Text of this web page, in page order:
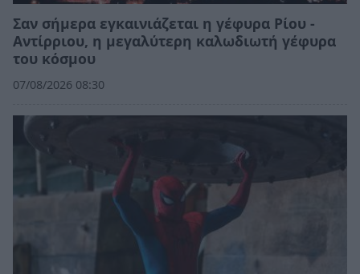
Σαν σήμερα εγκαινιάζεται η γέφυρα Ρίου -
Αντίρριου, η μεγαλύτερη καλωδιωτή γέφυρα
του κόσμου
07/08/2026 08:30